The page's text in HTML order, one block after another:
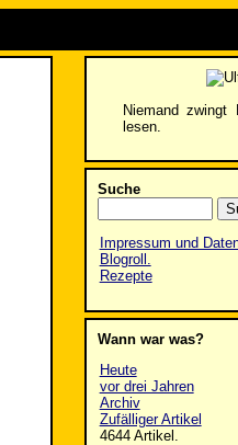
Niemand
lesen.
Suche
Impressum und
Blogroll.
Rezepte
Wann war was?
Heute
vor drei Jahren
Archiv
Zufälliger Artikel
4644 Artikel.